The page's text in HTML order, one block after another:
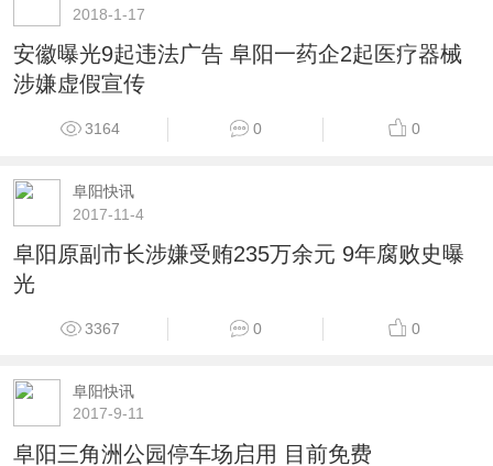
2018-1-17
安徽曝光9起违法广告 阜阳一药企2起医疗器械
涉嫌虚假宣传
3164 0 0
阜阳快讯
2017-11-4
阜阳原副市长涉嫌受贿235万余元 9年腐败史曝
光
3367 0 0
阜阳快讯
2017-9-11
阜阳三角洲公园停车场启用 目前免费